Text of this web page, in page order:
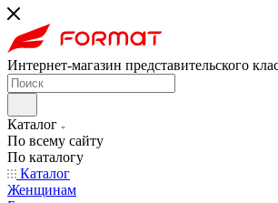
Интернет-магазин представительского
Каталог
По всему сайту
По каталогу
Каталог
Женщинам